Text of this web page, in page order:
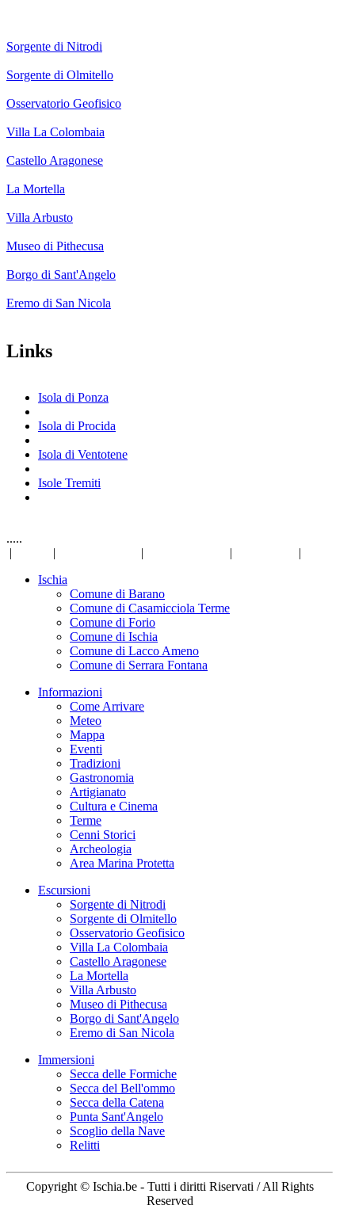
Sorgente di Nitrodi
Sorgente di Olmitello
Osservatorio Geofisico
Villa La Colombaia
Castello Aragonese
La Mortella
Villa Arbusto
Museo di Pithecusa
Borgo di Sant'Angelo
Eremo di San Nicola
Links
Isola di Ponza
Isola di Procida
Isola di Ventotene
Isole Tremiti
.....
|
| | |
|
Ischia
Comune di Barano
Comune di Casamicciola Terme
Comune di Forio
Comune di Ischia
Comune di Lacco Ameno
Comune di Serrara Fontana
Informazioni
Come Arrivare
Meteo
Mappa
Eventi
Tradizioni
Gastronomia
Artigianato
Cultura e Cinema
Terme
Cenni Storici
Archeologia
Area Marina Protetta
Escursioni
Sorgente di Nitrodi
Sorgente di Olmitello
Osservatorio Geofisico
Villa La Colombaia
Castello Aragonese
La Mortella
Villa Arbusto
Museo di Pithecusa
Borgo di Sant'Angelo
Eremo di San Nicola
Immersioni
Secca delle Formiche
Secca del Bell'ommo
Secca della Catena
Punta Sant'Angelo
Scoglio della Nave
Relitti
Copyright © Ischia.be - Tutti i diritti Riservati / All Rights
Reserved